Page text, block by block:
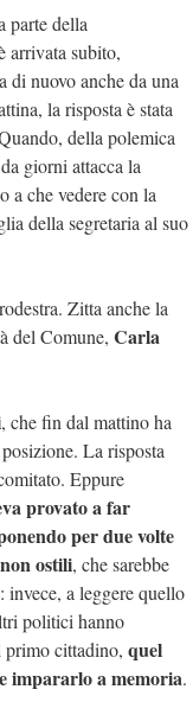
parte della
arrivata subito,
di nuovo anche da una
la risposta è stata
della polemica
giorni attacca la
a che vedere con la
della segretaria al suo
Zitta anche la
del Comune, Carla
, che fin dal mattino ha
La risposta
Eppure
provato a far
per due volte
ostili, che sarebbe
invece, a leggere quello
politici hanno
primo cittadino, quel
impararlo a memoria.